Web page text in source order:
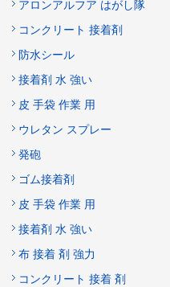
アロンアルフア はがし隊
コンクリート 接着剤
防水シール
接着剤 水 強い
皮 手袋 作業 用
ウレタン スプレー
発砲
ゴム接着剤
皮 手袋 作業 用
接着剤 水 強い
布 接着 剤 強力
コンクリート 接着 剤